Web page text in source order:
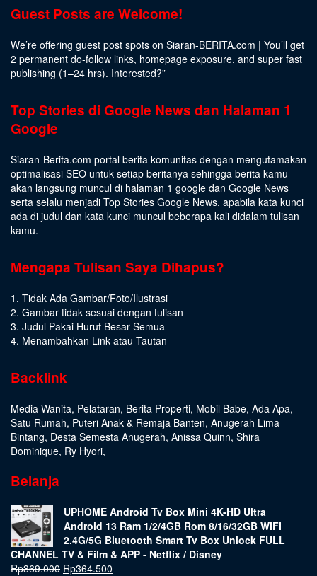
Guest Posts are Welcome!
We’re offering guest post spots on Siaran-BERITA.com | You’ll get
2 permanent do-follow links, homepage exposure, and super fast
publishing (1–24 hrs). Interested?”
Top Stories di Google News dan Halaman 1
Google
Siaran-Berita.com portal berita komunitas dengan mengutamakan
optimalisasi SEO untuk setiap beritanya sehingga berita kamu
akan langsung muncul di halaman 1 google dan Google News
serta selalu menjadi Top Stories Google News, apabila kata kunci
ada di judul dan kata kunci muncul beberapa kali didalam tulisan
kamu.
Mengapa Tulisan Saya Dihapus?
1. Tidak Ada Gambar/Foto/Ilustrasi
2. Gambar tidak sesuai dengan tulisan
3. Judul Pakai Huruf Besar Semua
4. Menambahkan Link atau Tautan
Backlink
Media Wanita, Pelataran, Berita Properti, Mobil Babe, Ada Apa,
Satu Rumah, Puteri Anak & Remaja Banten, Anugerah Lima
Bintang, Desta Semesta Anugerah, Anissa Quinn, Shira
Dominique, Ry Hyori,
Belanja
UPHOME Android Tv Box Mini 4K-HD Ultra
Android 13 Ram 1/2/4GB Rom 8/16/32GB WIFI
2.4G/5G Bluetooth Smart Tv Box Unlock FULL
CHANNEL TV & Film & APP - Netflix / Disney
Rp369.000 Rp364.500